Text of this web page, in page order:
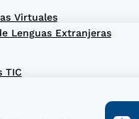
Lenguas Extranjeras
Virtuales
TIC